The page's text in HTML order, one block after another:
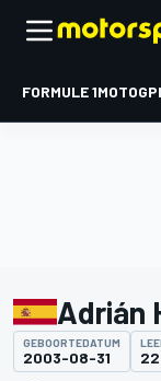
FORMULE 1MOTOGP
Adrián
GEBOORTEDATUM
2003-08-31 22